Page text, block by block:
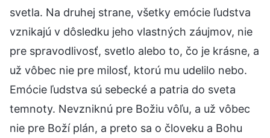
svetla. Na druhej strane, všetky emócie ľudstva
vznikajú v dôsledku jeho vlastných záujmov, nie
pre spravodlivosť, svetlo alebo to, čo je krásne, a
už vôbec nie pre milosť, ktorú mu udelilo nebo.
Emócie ľudstva sú sebecké a patria do sveta
temnoty. Nevzniknú pre Božiu vôľu, a už vôbec
nie pre Boží plán, a preto sa o človeku a Bohu